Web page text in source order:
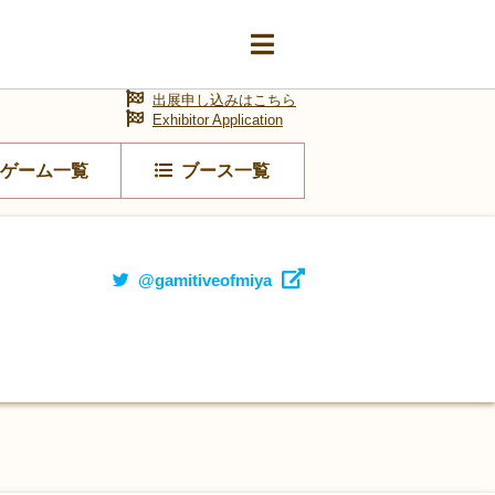
ゲーム一覧 ブース一覧
出展申し込みはこちら
Exhibitor Application
@gamitiveofmiya